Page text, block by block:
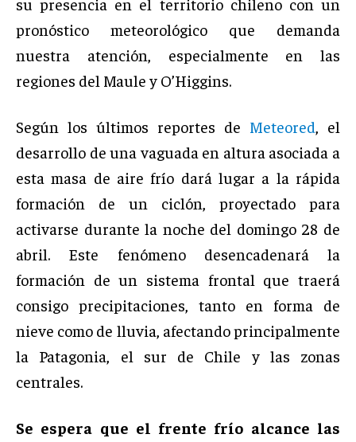
pronóstico meteorológico que demanda
nuestra atención, especialmente en las
regiones del Maule y O’Higgins.
Según los últimos reportes de Meteored, el
desarrollo de una vaguada en altura asociada a
esta masa de aire frío dará lugar a la rápida
formación de un ciclón, proyectado para
activarse durante la noche del domingo 28 de
abril. Este fenómeno desencadenará la
formación de un sistema frontal que traerá
consigo precipitaciones, tanto en forma de
nieve como de lluvia, afectando principalmente
la Patagonia, el sur de Chile y las zonas
centrales.
Se espera que el frente frío alcance las